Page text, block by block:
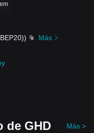
) Más
de GHD Más >